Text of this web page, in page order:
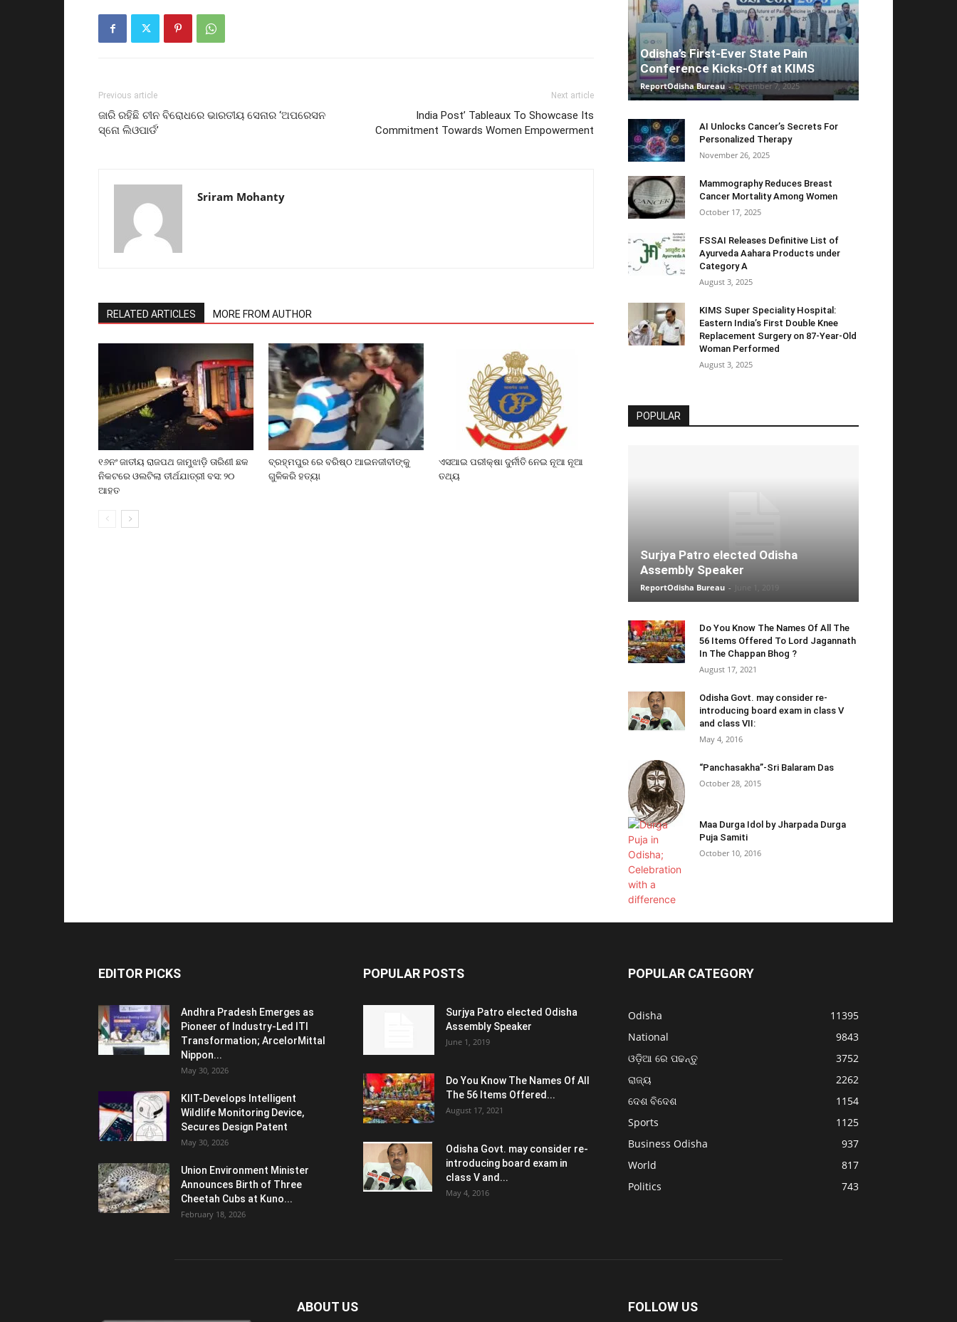
Previous article
ଜାରି ରହିଛି ଚୀନ ବିରୋଧରେ ଭାରତୀୟ ସେନାର ‘ଅପରେସନ
ସ୍ନୋ ଲିଓପାର୍ଡ’
Next article
India Post’ Tableaux To Showcase Its
Commitment Towards Women Empowerment
Sriram Mohanty
RELATED ARTICLES MORE FROM AUTHOR
୧୬ନଂ ଜାତୀୟ ରାଜପଥ ଜାମୁଝାଡ଼ି ତାରିଣୀ ଛକ
ନିକଟରେ ଓଲଟିଲା ତୀର୍ଥଯାତ୍ରୀ ବସ: ୨୦
ଆହତ
ବ୍ରହ୍ମପୁର ରେ ବରିଷ୍ଠ ଆଇନଜୀବୀଙ୍କୁ
ଗୁଳିକରି ହତ୍ୟା
ଏସଆଇ ପରୀକ୍ଷା ଦୁର୍ନୀତି ନେଇ ନୂଆ ନୂଆ
ତଥ୍ୟ
Odisha’s First-Ever State Pain
Conference Kicks-Off at KIMS
ReportOdisha Bureau - December 7, 2025
AI Unlocks Cancer’s Secrets For
Personalized Therapy
November 26, 2025
Mammography Reduces Breast
Cancer Mortality Among Women
October 17, 2025
FSSAI Releases Definitive List of
Ayurveda Aahara Products under
Category A
August 3, 2025
KIMS Super Speciality Hospital:
Eastern India’s First Double Knee
Replacement Surgery on 87-Year-Old
Woman Performed
August 3, 2025
POPULAR
Surjya Patro elected Odisha
Assembly Speaker
ReportOdisha Bureau -
Do You Know The Names Of All The
56 Items Offered To Lord Jagannath
In The Chappan Bhog ?
August 17, 2021
Odisha Govt. may consider re-
introducing board exam in class V
and class VII:
May 4, 2016
“Panchasakha”-Sri Balaram Das
October 28, 2015
Maa Durga Idol by Jharpada Durga
Puja Samiti
October 10, 2016
EDITOR PICKS
Andhra Pradesh Emerges as
Pioneer of Industry-Led ITI
Transformation; ArcelorMittal
Nippon...
May 30, 2026
KIIT-Develops Intelligent
Wildlife Monitoring Device,
Secures Design Patent
May 30, 2026
Union Environment Minister
Announces Birth of Three
Cheetah Cubs at Kuno...
February 18, 2026
POPULAR POSTS
Surjya Patro elected Odisha
Assembly Speaker
June 1, 2019
Do You Know The Names Of All
The 56 Items Offered...
August 17, 2021
Odisha Govt. may consider re-
introducing board exam in
class V and...
May 4, 2016
POPULAR CATEGORY
Odisha
11395
National
9843
ଓଡ଼ିଆ ରେ ପଢନ୍ତୁ
3752
ରାଜ୍ୟ
2262
ଦେଶ ବିଦେଶ
1154
Sports
1125
Business Odisha
937
World
817
Politics
743
ABOUT US FOLLOW US